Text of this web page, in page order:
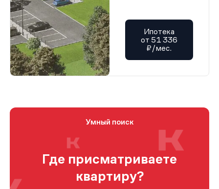
Ипотека
от 51 336
₽/мес.
Умный поиск
Где присматриваете
квартиру?